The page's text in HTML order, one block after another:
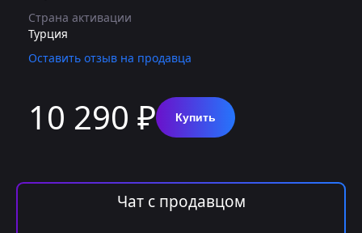
Страна активации
Турция
Оставить отзыв на продавца
10 290 ₽ Купить
Чат с продавцом